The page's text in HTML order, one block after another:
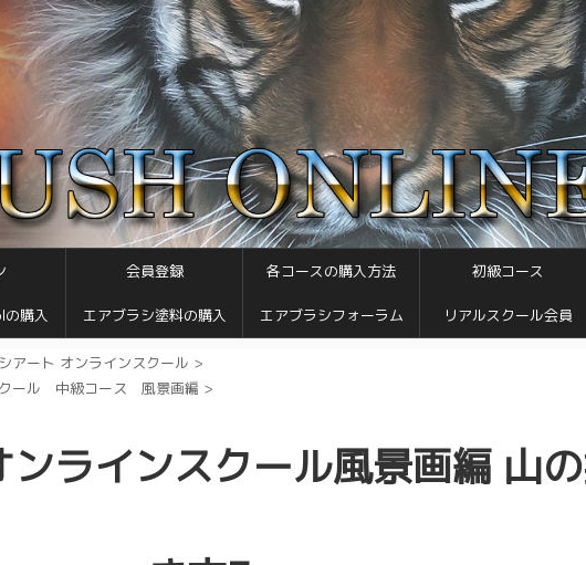
会員登録 各コースの購入方法 初級コース
の購入 エアブラシ塗料の購入 エアブラシフォーラム リアルスクール会員
アート オンラインスクール >
ール 中級コース 風景画編 >
ンラインスクール風景画編 山